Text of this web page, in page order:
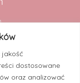
jakość
dostosowane
oraz analizować
(PKO BP)